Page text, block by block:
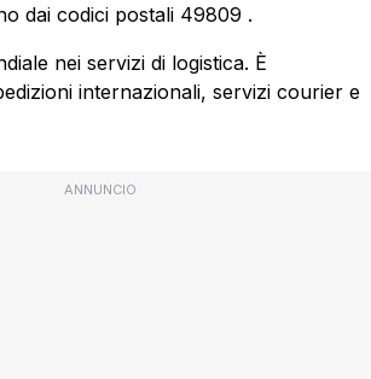
dai codici postali 49809 .
nei servizi di logistica. È
internazionali, servizi courier e
ANNUNCIO